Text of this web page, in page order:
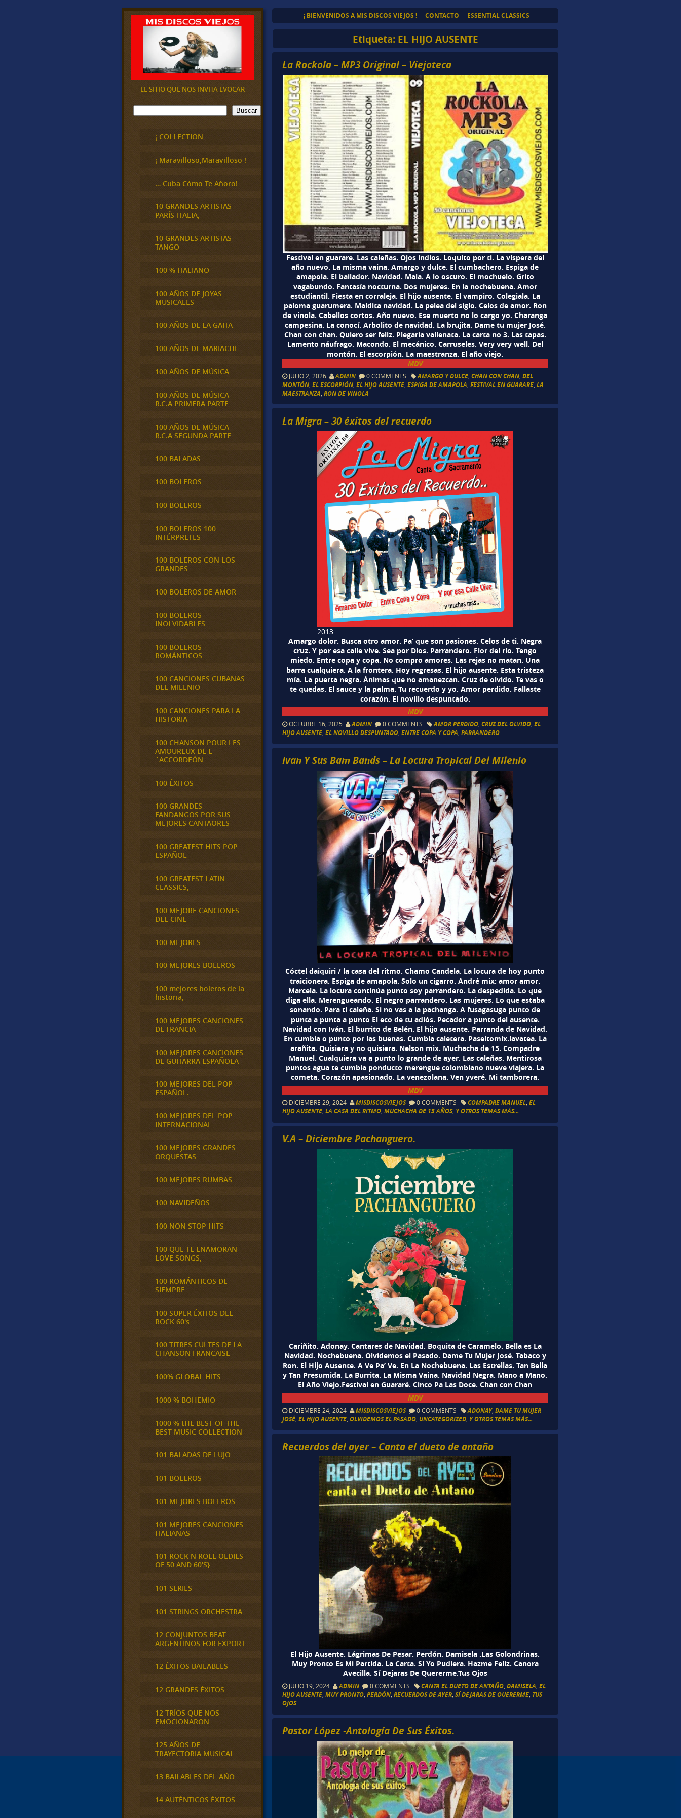
¡ BIENVENIDOS A MIS DISCOS VIEJOS ! CONTACTO ESSENTIAL CLASSICS
Etiqueta: EL HIJO AUSENTE
La Rockola – MP3 Original – Viejoteca
Festival en guarare. Las caleñas. Ojos indios. Loquito por ti. La víspera del
año nuevo. La misma vaina. Amargo y dulce. El cumbachero. Espiga de
amapola. El bailador. Navidad. Mala. A lo oscuro. El mochuelo. Grito
vagabundo. Fantasía nocturna. Dos mujeres. En la nochebuena. Amor
estudiantil. Fiesta en corraleja. El hijo ausente. El vampiro. Colegiala. La
paloma guarumera. Maldita navidad. La pelea del siglo. Celos de amor. Ron
de vinola. Cabellos cortos. Año nuevo. Ese muerto no lo cargo yo. Charanga
campesina. La conocí. Arbolito de navidad. La brujita. Dame tu mujer José.
Chan con chan. Quiero ser feliz. Plegaria vallenata. La carta no 3. Las tapas.
Lamento náufrago. Macondo. El mecánico. Carruseles. Very very well. Del
montón. El escorpión. La maestranza. El año viejo.
MDV
JULIO 2, 2026 ADMIN 0 COMMENTS AMARGO Y DULCE ,CHAN CON CHAN ,DEL
MONTÓN ,EL ESCORPIÓN ,EL HIJO AUSENTE ,ESPIGA DE AMAPOLA ,FESTIVAL EN GUARARE ,LA
MAESTRANZA ,RON DE VINOLA
La Migra – 30 éxitos del recuerdo
2013
Amargo dolor. Busca otro amor. Pa’ que son pasiones. Celos de ti. Negra
cruz. Y por esa calle vive. Sea por Dios. Parrandero. Flor del río. Tengo
miedo. Entre copa y copa. No compro amores. Las rejas no matan. Una
barra cualquiera. A la frontera. Hoy regresas. El hijo ausente. Esta tristeza
mía. La puerta negra. Ánimas que no amanezcan. Cruz de olvido. Te vas o
te quedas. El sauce y la palma. Tu recuerdo y yo. Amor perdido. Fallaste
corazón. El novillo despuntado.
MDV
OCTUBRE 16, 2025 ADMIN 0 COMMENTS AMOR PERDIDO ,CRUZ DEL OLVIDO ,EL
HIJO AUSENTE ,EL NOVILLO DESPUNTADO ,ENTRE COPA Y COPA ,PARRANDERO
Ivan Y Sus Bam Bands – La Locura Tropical Del Milenio
Cóctel daiquiri / la casa del ritmo. Chamo Candela. La locura de hoy punto
traicionera. Espiga de amapola. Solo un cigarro. André mix: amor amor.
Marcela. La locura continúa punto soy parrandero. La despedida. Lo que
diga ella. Merengueando. El negro parrandero. Las mujeres. Lo que estaba
sonando. Para ti caleña. Si no vas a la pachanga. A fusagasuga punto de
punta a punta a punto El eco de tu adiós. Pecador a punto del ausente.
Navidad con Iván. El burrito de Belén. El hijo ausente. Parranda de Navidad.
En cumbia o punto por las buenas. Cumbia caletera. Paseítomix.lavatea. La
arañita. Quisiera y no quisiera. Nelson mix. Muchacha de 15. Compadre
Manuel. Cualquiera va a punto lo grande de ayer. Las caleñas. Mentirosa
puntos agua te cumbia ponducto merengue colombiano nueve viajera. La
cometa. Corazón apasionado. La venezolana. Ven yveré. Mi tamborera.
MDV
DICIEMBRE 29, 2024 MISDISCOSVIEJOS 0 COMMENTS COMPADRE MANUEL,EL
HIJO AUSENTE,LA CASA DEL RITMO,MUCHACHA DE 15 AÑOS, Y OTROS TEMAS MÁS...
V.A – Diciembre Pachanguero.
Cariñito. Adonay. Cantares de Navidad. Boquita de Caramelo. Bella es La
Navidad. Nochebuena. Olvidemos el Pasado. Dame Tu Mujer José. Tabaco y
Ron. El Hijo Ausente. A Ve Pa’ Ve. En La Nochebuena. Las Estrellas. Tan Bella
y Tan Presumida. La Burrita. La Misma Vaina. Navidad Negra. Mano a Mano.
El Año Viejo.Festival en Guararé. Cinco Pa Las Doce. Chan con Chan
MDV
DICIEMBRE 24, 2024 MISDISCOSVIEJOS 0 COMMENTS ADONAY,DAME TU MUJER
JOSÉ ,EL HIJO AUSENTE ,OLVIDEMOS EL PASADO UNCATEGORIZED Y OTROS TEMAS MÁS...
Recuerdos del ayer – Canta el dueto de antaño
El Hijo Ausente. Lágrimas De Pesar. Perdón. Damisela .Las Golondrinas.
Muy Pronto Es Mi Partida. La Carta. Sí Yo Pudiera. Hazme Feliz. Canora
Avecilla. Sí Dejaras De Quererme.Tus Ojos
JULIO 19, 2024 ADMIN 0 COMMENTS CANTA EL DUETO DE ANTAÑO,DAMISELA,EL
HIJO AUSENTE,MUY PRONTO,PERDÓN,RECUERDOS DE AYER,SÍ DEJARAS DE QUERERME, TUS
OJOS
Pastor López -Antología De Sus Éxitos.
EL SITIO QUE NOS INVITA EVOCAR
B
u
Buscar
¡ COLLECTION
¡ Maravilloso,Maravilloso !
… Cuba Cómo Te Añoro!
10 GRANDES ARTISTAS
PARÍS-ITALIA,
10 GRANDES ARTISTAS
TANGO
100 % ITALIANO
100 AÑOS DE JOYAS
MUSICALES
100 AÑOS DE LA GAITA
100 AÑOS DE MARIACHI
100 AÑOS DE MÚSICA
100 AÑOS DE MÚSICA
R.C.A PRIMERA PARTE
100 AÑOS DE MÚSICA
R.C.A SEGUNDA PARTE
100 BALADAS
100 BOLEROS
100 BOLEROS
100 BOLEROS 100
INTÉRPRETES
100 BOLEROS CON LOS
GRANDES
100 BOLEROS DE AMOR
100 BOLEROS
INOLVIDABLES
100 BOLEROS
ROMÁNTICOS
100 CANCIONES CUBANAS
DEL MILENIO
100 CANCIONES PARA LA
HISTORIA
100 CHANSON POUR LES
AMOUREUX DE L
´ACCORDEÓN
100 ÉXITOS
100 GRANDES
FANDANGOS POR SUS
MEJORES CANTAORES
100 GREATEST HITS POP
ESPAÑOL
100 GREATEST LATIN
CLASSICS,
100 MEJORE CANCIONES
DEL CINE
100 MEJORES
100 MEJORES BOLEROS
100 mejores boleros de la
historia,
100 MEJORES CANCIONES
DE FRANCIA
100 MEJORES CANCIONES
DE GUITARRA ESPAÑOLA
100 MEJORES DEL POP
ESPAÑOL.
100 MEJORES DEL POP
INTERNACIONAL
100 MEJORES GRANDES
ORQUESTAS
100 MEJORES RUMBAS
100 NAVIDEÑOS
100 NON STOP HITS
100 QUE TE ENAMORAN
LOVE SONGS,
100 ROMÁNTICOS DE
SIEMPRE
100 SUPER ÉXITOS DEL
ROCK 60's
100 TITRES CULTES DE LA
CHANSON FRANCAISE
100% GLOBAL HITS
1000 % BOHEMIO
1000 % tHE BEST OF THE
BEST MUSIC COLLECTION
101 BALADAS DE LUJO
101 BOLEROS
101 MEJORES BOLEROS
101 MEJORES CANCIONES
ITALIANAS
101 ROCK N ROLL OLDIES
OF 50 AND 60'S}
101 SERIES
101 STRINGS ORCHESTRA
12 CONJUNTOS BEAT
ARGENTINOS FOR EXPORT
12 ÉXITOS BAILABLES
12 GRANDES ÉXITOS
12 TRÍOS QUE NOS
EMOCIONARON
125 AÑOS DE
TRAYECTORIA MUSICAL
13 BAILABLES DEL AÑO
14 AUTÉNTICOS ÉXITOS